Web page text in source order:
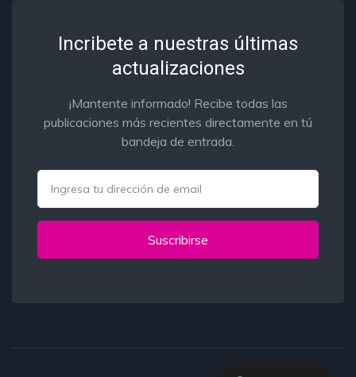
Incribete a nuestras últimas
actualizaciones
¡Mantente informado! Recibe todas las
publicaciones más recientes directamente en tú
bandeja de entrada.
Suscribirse